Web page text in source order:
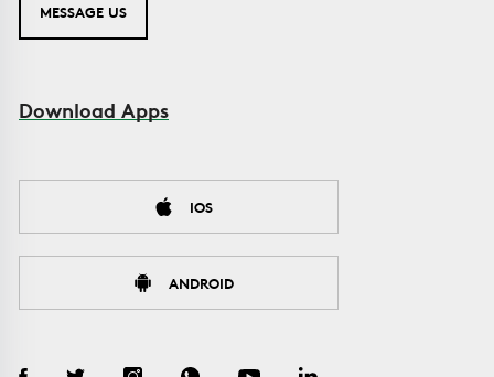
MESSAGE US
Download Apps
IOS
ANDROID